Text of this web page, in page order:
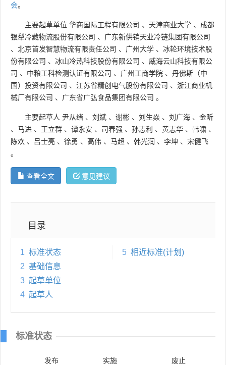
会。
主要起草单位 华商国际工程有限公司 、 天津商业大学 、 成都
银犁冷藏物流股份有限公司 、 广东新供销天业冷链集团有限公司
、 北京首发智慧物流有限责任公司 、 广州大学 、 冰轮环境技术股
份有限公司 、 冰山冷热科技股份有限公司 、 威海云山科技有限公
司 、 中粮工科检测认证有限公司 、 广州工商学院 、 丹佛斯（中
国）投资有限公司 、 江苏省精创电气股份有限公司 、 浙江商业机
械厂有限公司 、 广东省广弘食品集团有限公司 。
主要起草人 尹从绪 、 刘斌 、 谢彬 、 刘生焱 、 刘广海 、 金昕
、 马进 、 王立群 、 谭永安 、 司春强 、 孙志利 、 黄志华 、 韩啸 、
陈欢 、 吕士亮 、 徐勇 、 高伟 、 马超 、 韩光润 、 李坤 、 宋健飞
。
查看全文 意见建议
目录
1 标准状态
2 基础信息
3 起草单位
4 起草人
5 相近标准(计划)
标准状态
发布 实施 废止